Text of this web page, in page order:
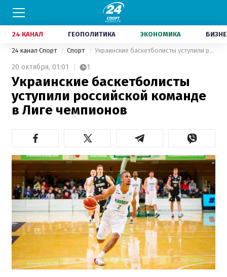
24 КАНАЛ ГЕОПОЛИТИКА ЭКОНОМИКА
24 канал Спорт Спорт Украинские баскетболисты уступили российской команде в Лиге чемпионов
20 октября, 01:01 1
Украинские баскетболисты
уступили российской команде
в Лиге чемпионов